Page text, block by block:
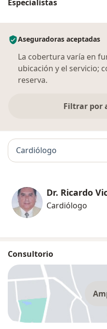
Especialistas
Aseguradoras aceptadas
La cobertura varía en
ubicación y el servicio;
reserva.
Filtrar por
Cardiólogo
Dr. Ricardo
Cardiólogo
Consultorio